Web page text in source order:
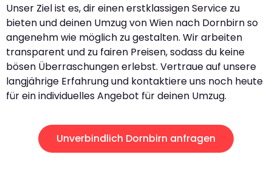
Unser Ziel ist es, dir einen erstklassigen Service zu
bieten und deinen Umzug von Wien nach Dornbirn so
angenehm wie möglich zu gestalten. Wir arbeiten
transparent und zu fairen Preisen, sodass du keine
bösen Überraschungen erlebst. Vertraue auf unsere
langjährige Erfahrung und kontaktiere uns noch heute
für ein individuelles Angebot für deinen Umzug.
Unverbindlich Dornbirn anfragen